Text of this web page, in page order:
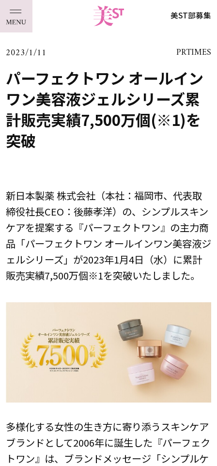
美ST部募集
2023/1/11 PRTIMES
パーフェクトワン オールイン
ワン美容液ジェルシリーズ累
計販売実績7,500万個(※1)を
突破
新日本製薬 株式会社（本社：福岡市、代表取
締役社長CEO：後藤孝洋）の、シンプルスキン
ケアを提案する『パーフェクトワン』の主力商
品「パーフェクトワン オールインワン美容液ジ
ェルシリーズ」が2023年1月4日（水）に累計
販売実績7,500万個※1を突破いたしました。
多様化する女性の生き方に寄り添うスキンケア
ブランドとして2006年に誕生した『パーフェク
トワン』は、ブランドメッセージ「シンプルケ